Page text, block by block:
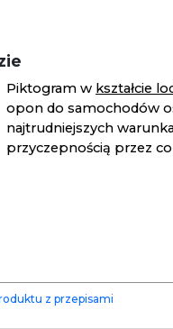
Piktogram w kształcie
opon do samochodów
najtrudniejszych
przyczepnością przez
z przepisami